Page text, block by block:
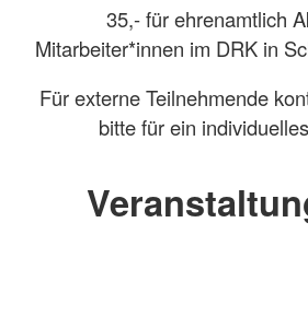
35,- für ehrenamtlich
Mitarbeiter*innen im DRK in
Für externe Teilnehmende
bitte für ein